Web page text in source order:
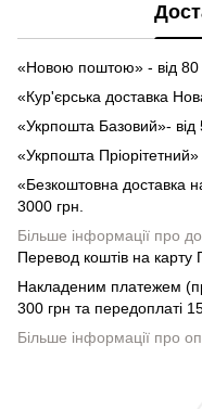
«Новою поштою» - від 80
«Кур'єрська доставка
«Укрпошта Базовий»- від
«Укрпошта Пріорітетний»
«Безкоштовна доставка
3000 грн.
Більше інформації про
Перевод коштів на карту
Накладеним платежем
300 грн та передоплаті
Більше інформації про